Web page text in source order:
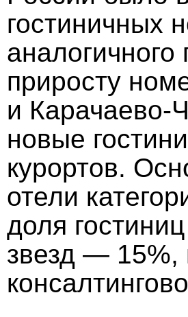
гостиничных
приросту
и Карачаево-
новые
курортов.
отели
доля
звезд — 15%,